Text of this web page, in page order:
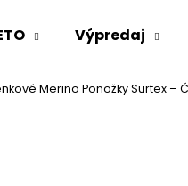
Výpredaj
Merino Ponožky Surtex –
Čo potrebujete